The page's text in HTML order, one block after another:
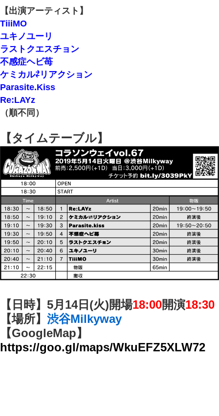
【出演アーティスト】
TiiiMO
ユキノユーリ
ラストクエスチョン
不感症ヘビ苺
ケミカル⇄リアクション
Parasite.Kiss
Re:LAYz
（順不同）
【タイムテーブル】
【日時】5月14日(火)開場18:00開演18:30
【場所】 渋谷Milkyway
【GoogleMap】
https://goo.gl/maps/WkuEFZ5XLW72